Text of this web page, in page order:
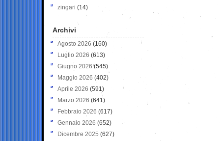
zingari (14)
Archivi
Agosto 2026 (160)
Luglio 2026 (613)
Giugno 2026 (545)
Maggio 2026 (402)
Aprile 2026 (591)
Marzo 2026 (641)
Febbraio 2026 (617)
Gennaio 2026 (652)
Dicembre 2025 (627)